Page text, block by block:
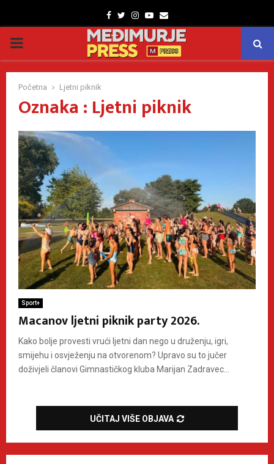
Facebook
TwitterInstagram
Youtube
Email
PRIMARY
MENU
Početna Ljetni piknik
Oznaka : Ljetni piknik
Sport+
Macanov ljetni piknik party 2026.
Kako bolje provesti vrući ljetni dan nego u druženju, igri,
smijehu i osvježenju na otvorenom? Upravo su to jučer
doživjeli članovi Gimnastičkog kluba Marijan Zadravec...
UČITAJ VIŠE OBJAVA